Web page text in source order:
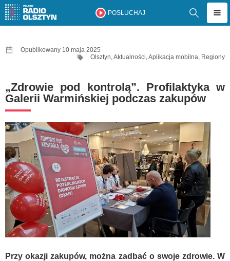
POSŁUCHAJ
Opublikowany 10 maja 2025
Olsztyn,Aktualności,Aplikacja mobilna, Regiony
„Zdrowie pod kontrolą”. Profilaktyka w
Galerii Warmińskiej podczas zakupów
Przy okazji zakupów, można zadbać o swoje zdrowie. W